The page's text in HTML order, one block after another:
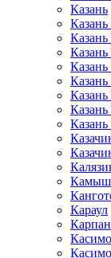
Казань
Караул